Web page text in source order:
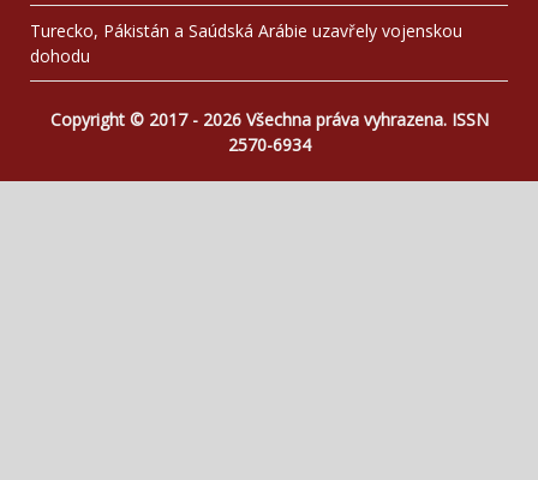
Turecko, Pákistán a Saúdská Arábie uzavřely vojenskou
dohodu
Copyright © 2017 - 2026 Všechna práva vyhrazena. ISSN
2570-6934